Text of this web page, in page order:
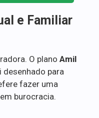
e Familiar
O plano Amil
desenhado para
fazer uma
burocracia.